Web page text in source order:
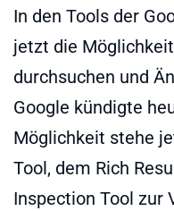
In den Tools der
jetzt die
durchsuchen und
Google kündigte
Möglichkeit stehe
Tool, dem Rich
Inspection Tool zur